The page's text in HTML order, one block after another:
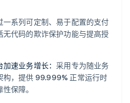
一系列可定制、易于配置的支付
无代码的欺诈保护功能与提高授
速业务增长： 采用专为随业务
构，提供 99.999% 正常运行时
保障。